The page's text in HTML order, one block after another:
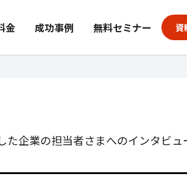
金 成功事例 無料セミナー 資
企業の担当者さまへのインタビュ